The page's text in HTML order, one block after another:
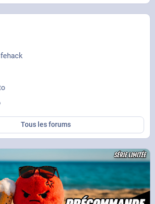
Tous les forums